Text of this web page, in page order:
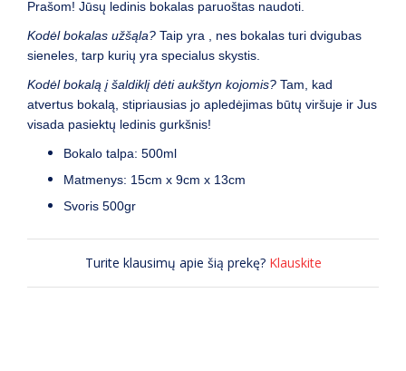
Prašom! Jūsų ledinis bokalas paruoštas naudoti.
Kodėl bokalas užšąla? Taip yra , nes bokalas turi dvigubas
sieneles, tarp kurių yra specialus skystis.
Kodėl bokalą į šaldiklį dėti aukštyn kojomis? Tam, kad
atvertus bokalą, stipriausias jo apledėjimas būtų viršuje ir Jus
visada pasiektų ledinis gurkšnis!
Bokalo talpa: 500ml
Matmenys: 15cm x 9cm x 13cm
Svoris 500gr
Turite klausimų apie šią prekę? Klauskite